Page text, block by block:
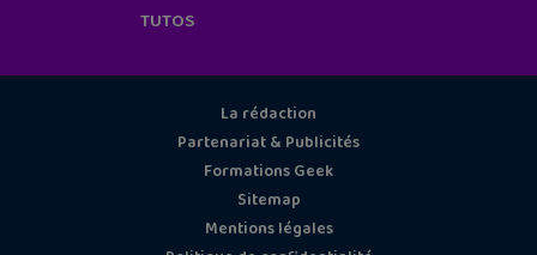
TUTOS
La rédaction
Partenariat & Publicités
Formations Geek
Sitemap
Mentions légales